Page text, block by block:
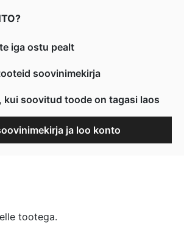
iga ostu pealt
soovinimekirja
kui soovitud toode on tagasi laos
ja loo konto
tootega.